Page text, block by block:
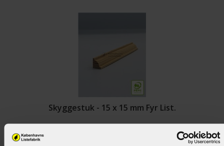
Skyggestuk - 15 x 15 mm Fyr List.